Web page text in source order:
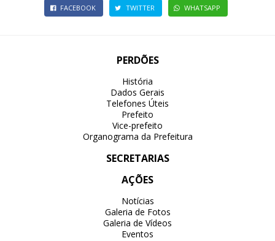
FACEBOOK TWITTER WHATSAPP
PERDÕES
História
Dados Gerais
Telefones Úteis
Prefeito
Vice-prefeito
Organograma da Prefeitura
SECRETARIAS
AÇÕES
Notícias
Galeria de Fotos
Galeria de Vídeos
Eventos